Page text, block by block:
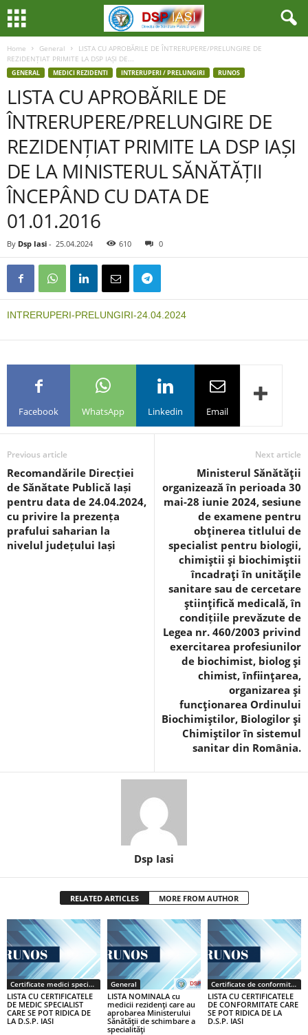
Home General
LISTA CU APROBĂRILE DE ÎNTRERUPERE/PRELUNGIRE DE
REZIDENȚIAT PRIMITE LA DSP IAȘI DE...
GENERAL MEDICI REZIDENTI INTRERUPERI / PRELUNGIRI RUNOS
LISTA CU APROBĂRILE DE
ÎNTRERUPERE/PRELUNGIRE DE
REZIDENȚIAT PRIMITE LA DSP IAȘI
DE LA MINISTERUL SĂNĂTĂȚII
ÎNCEPÂND CU DATA DE
01.01.2016
By Dsp Iasi - 25.04.2024 610 0
INTRERUPERI-PRELUNGIRI-24.04.2024
Facebook WhatsApp Linkedin Email
Previous article
Recomandările Direcției
de Sănătate Publică Iași
pentru data de 24.04.2024,
cu privire la prezența
prafului saharian la
nivelul județului Iași
Next article
Ministerul Sănătăţii
organizează în perioada 30
mai-28 iunie 2024, sesiune
de examene pentru
obţinerea titlului de
specialist pentru biologii,
chimiştii şi biochimiştii
încadraţi în unităţile
sanitare sau de cercetare
ştiinţifică medicală, în
condițiile prevăzute de
Legea nr. 460/2003 privind
exercitarea profesiunilor
de biochimist, biolog şi
chimist, înfiinţarea,
organizarea şi
funcţionarea Ordinului
Biochimiştilor, Biologilor şi
Chimiştilor în sistemul
sanitar din România.
Dsp Iasi
RELATED ARTICLES MORE FROM AUTHOR
Certificate medici specialiști / primari
LISTA CU CERTIFICATELE
DE MEDIC SPECIALIST
CARE SE POT RIDICA DE
LA D.S.P. IASI
General
LISTA NOMINALA cu
medicii rezidenţi care au
aprobarea Ministerului
Sănătăţii de schimbare a
specialităţi
Certificate de conformitate
LISTA CU CERTIFICATELE
DE CONFORMITATE CARE
SE POT RIDICA DE LA
D.S.P. IASI